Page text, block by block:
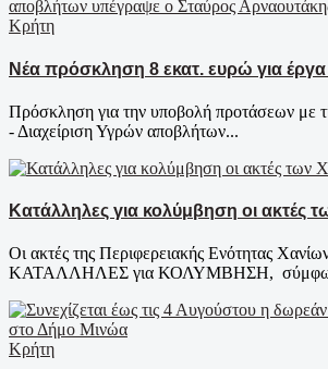
Κρήτη
Νέα πρόσκληση 8 εκατ. ευρώ για έργα
Πρόσκληση για την υποβολή προτάσεων με
- Διαχείριση Υγρών αποβλήτων...
Κατάλληλες για κολύμβηση οι ακτές
Οι ακτές της Περιφερειακής Ενότητας
ΚΑΤΑΛΛΗΛΕΣ για ΚΟΛΥΜΒΗΣΗ,
Κρήτη